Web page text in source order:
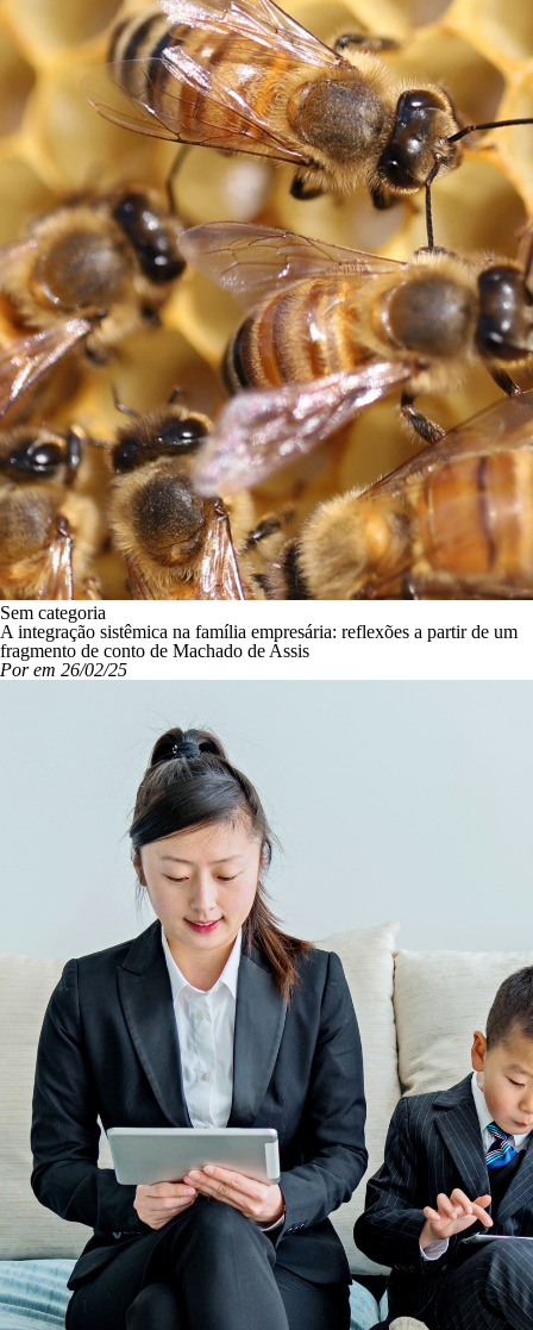
Sem categoria
A integração sistêmica na família empresária: reflexões a partir de um
fragmento de conto de Machado de Assis
Por em 26/02/25